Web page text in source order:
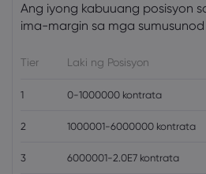
Ang iyong kabuuang posisyon
ima-margin sa mga
Tier Laki ng Posisyon
1 0-1000000 kontrata
2 1000001-6000000 kontrata
3 6000001-2.0E7 kontrata